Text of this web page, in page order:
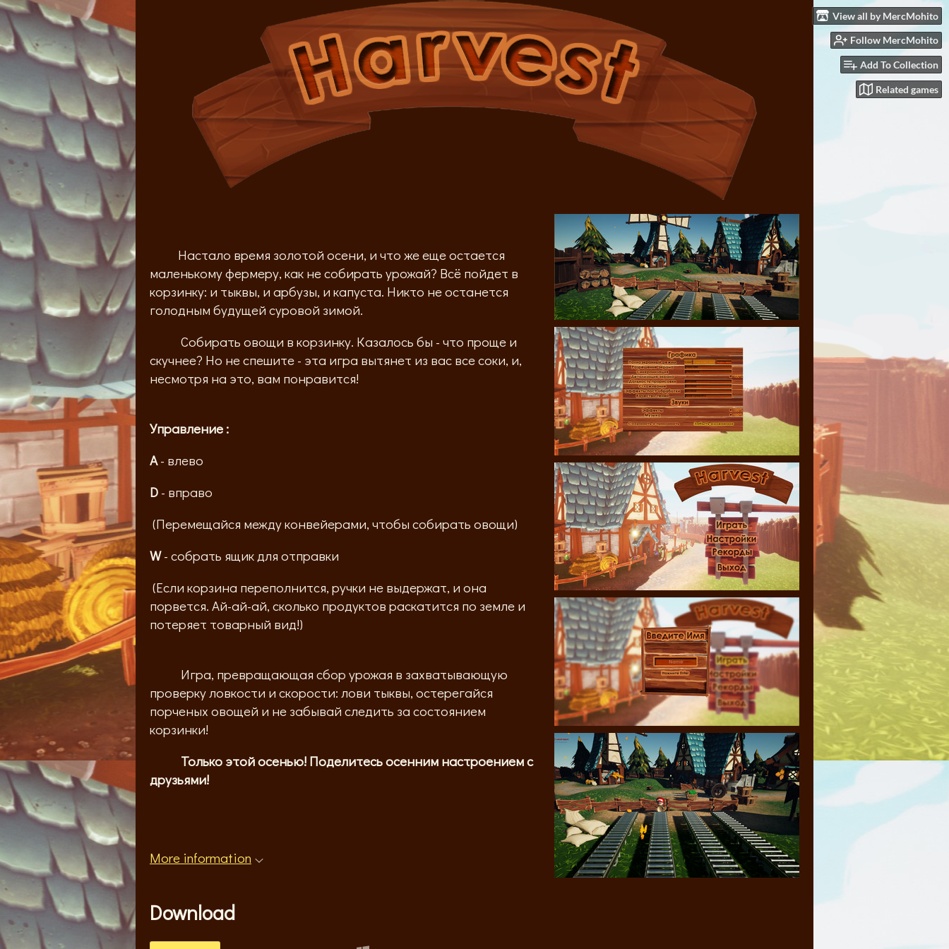
View all by MercMohito
Follow MercMohito
Add To Collection
Related games
Настало время золотой осени, и что же еще остается
маленькому фермеру, как не собирать урожай? Всё пойдет в
корзинку: и тыквы, и арбузы, и капуста. Никто не останется
голодным будущей суровой зимой.
Собирать овощи в корзинку. Казалось бы - что проще и
скучнее? Но не спешите - эта игра вытянет из вас все соки, и,
несмотря на это, вам понравится!
Управление :
A- влево
D - вправо
(Перемещайся между конвейерами, чтобы собирать овощи)
W- собрать ящик для отправки
(Если корзина переполнится, ручки не выдержат, и она
порвется. Ай-ай-ай, сколько продуктов раскатится по земле и
потеряет товарный вид!)
Игра, превращающая сбор урожая в захватывающую
проверку ловкости и скорости: лови тыквы, остерегайся
порченых овощей и не забывай следить за состоянием
корзинки!
Только этой осенью! Поделитесь осенним настроением с
друзьями!
More information
Download